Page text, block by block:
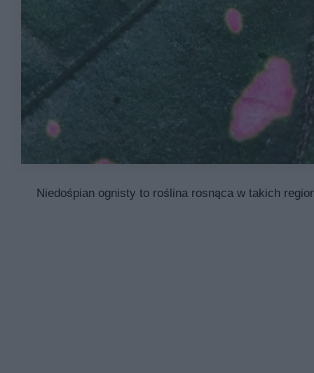
Niedośpian ognisty to roślina rosnąca w takich